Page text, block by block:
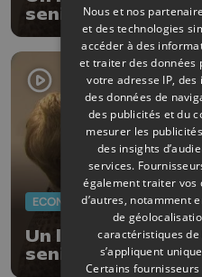
seniors à distance
ECONOMIE
Un logiciel
seniors à distance
Nous et nos
et des technologies
accéder à des
et traiter des données
votre adresse IP,
des données de
des publicités et du
mesurer les
des insights
services.
également traiter vos
d’autres, notamment
de
caractéristiques de
s’appliquent
Certains